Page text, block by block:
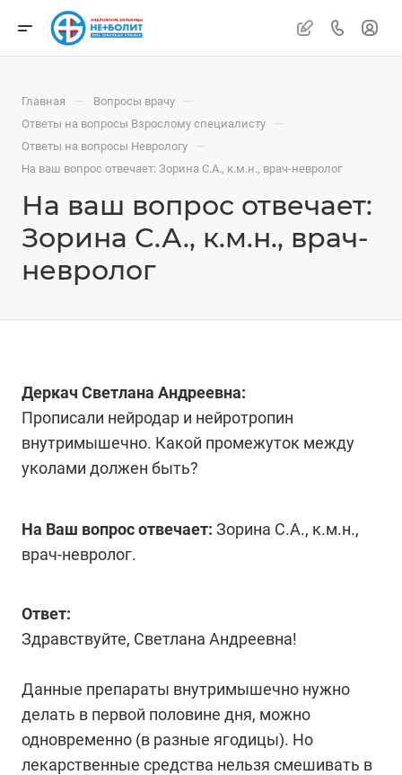
Главная — Вопросы врачу —
Ответы на вопросы Взрослому специалисту —
Ответы на вопросы Неврологу —
На ваш вопрос отвечает: Зорина С.А., к.м.н., врач-невролог
На ваш вопрос отвечает:
Зорина С.А., к.м.н., врач-
невролог
Деркач Светлана Андреевна:
Прописали нейродар и нейротропин
внутримышечно. Какой промежуток между
уколами должен быть?
На Ваш вопрос отвечает: Зорина С.А., к.м.н.,
врач-невролог.
Ответ:
Здравствуйте, Светлана Андреевна!
Данные препараты внутримышечно нужно
делать в первой половине дня, можно
одновременно (в разные ягодицы). Но
лекарственные средства нельзя смешивать в